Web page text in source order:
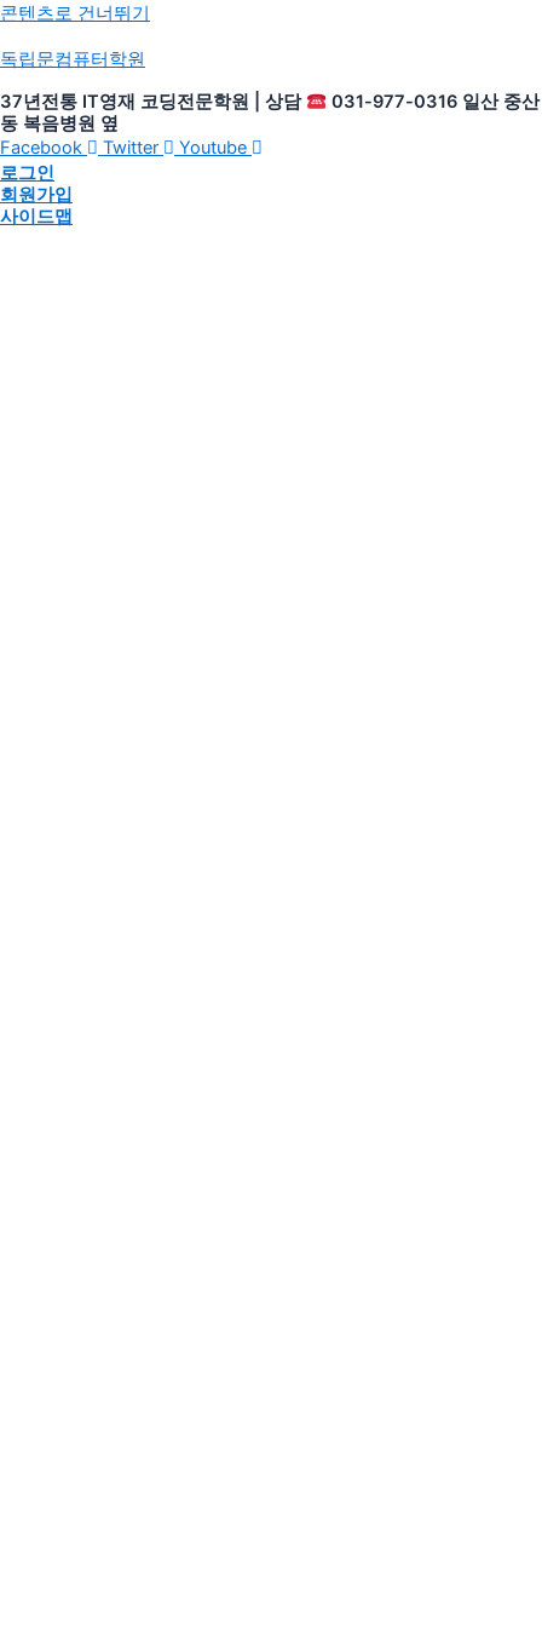
콘텐츠로 건너뛰기
독립문컴퓨터학원
37년전통 IT영재 코딩전문학원 | 상담
031-977-0316 일산 중산
동 복음병원 옆
Facebook
Twitter
Youtube
로그인
회원가입
사이드맵